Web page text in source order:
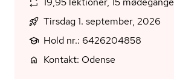
Tirsdag 1. september, 2026
Hold nr.: 6426204858
Kontakt: Odense